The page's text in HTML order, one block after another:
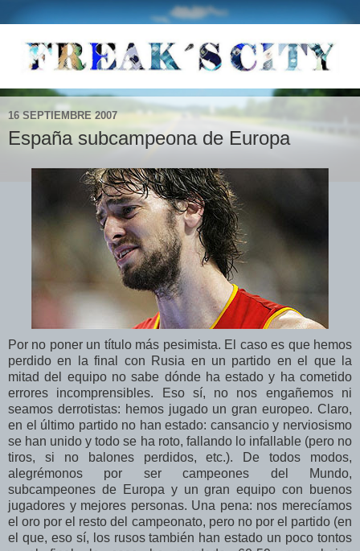
16 SEPTIEMBRE 2007
España subcampeona de Europa
Por no poner un título más pesimista. El caso es que hemos
perdido en la final con Rusia en un partido en el que la
mitad del equipo no sabe dónde ha estado y ha cometido
errores incomprensibles. Eso sí, no nos engañemos ni
seamos derrotistas: hemos jugado un gran europeo. Claro,
en el último partido no han estado: cansancio y nerviosismo
se han unido y todo se ha roto, fallando lo infallable (pero no
tiros, si no balones perdidos, etc.). De todos modos,
alegrémonos por ser campeones del Mundo,
subcampeones de Europa y un gran equipo con buenos
jugadores y mejores personas. Una pena: nos merecíamos
el oro por el resto del campeonato, pero no por el partido (en
el que, eso sí, los rusos también han estado un poco tontos